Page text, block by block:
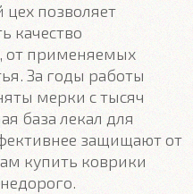
позволяет
качество
от применяемых
За годы работы
мерки с тысяч
база лекал для
защищают от
купить коврики